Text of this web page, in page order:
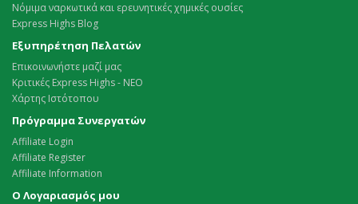
Νόμιμα ναρκωτικά και ερευνητικές χημικές ουσίες
Express Highs Blog
Εξυπηρέτηση Πελατών
Επικοινωνήστε μαζί μας
Κριτικές Express Highs - ΝΕΟ
Χάρτης Ιστότοπου
Πρόγραμμα Συνεργατών
Affiliate Login
Affiliate Register
Affiliate Information
Ο Λογαριασμός μου